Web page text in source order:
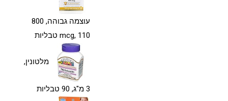
עוצמה גבוהה, 800
mcg, 110 טבליות
מלטונין,
3 מ"ג, 90 טבליות